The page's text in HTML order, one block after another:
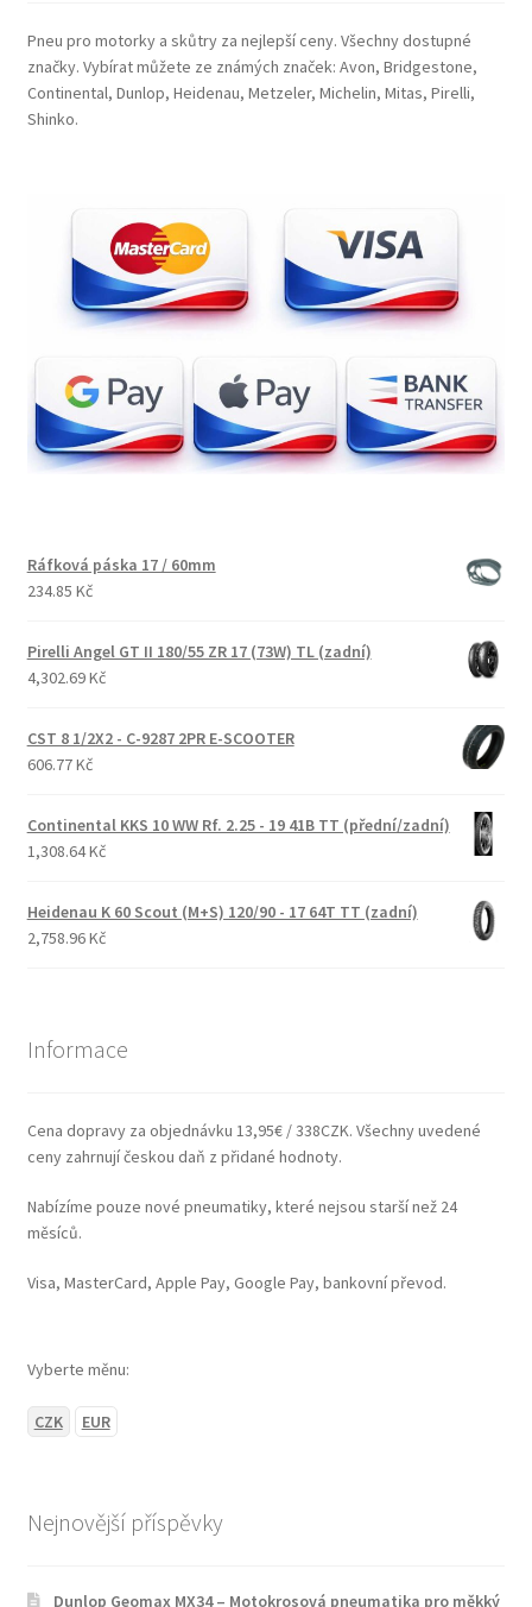
Pneu pro motorky a skůtry za nejlepší ceny. Všechny dostupné
značky. Vybírat můžete ze známých značek: Avon, Bridgestone,
Continental, Dunlop, Heidenau, Metzeler, Michelin, Mitas, Pirelli,
Shinko.
Ráfková páska 17 / 60mm
234.85 Kč
Pirelli Angel GT II 180/55 ZR 17 (73W) TL (zadní)
4,302.69 Kč
CST 8 1/2X2 - C-9287 2PR E-SCOOTER
606.77 Kč
Continental KKS 10 WW Rf. 2.25 - 19 41B TT (přední/zadní)
1,308.64 Kč
Heidenau K 60 Scout (M+S) 120/90 - 17 64T TT (zadní)
2,758.96 Kč
Informace
Cena dopravy za objednávku 13,95€ / 338CZK. Všechny uvedené
ceny zahrnují českou daň z přidané hodnoty.
Nabízíme pouze nové pneumatiky, které nejsou starší než 24
měsíců.
Visa, MasterCard, Apple Pay, Google Pay, bankovní převod.
Vyberte měnu:
CZK EUR
Nejnovější příspěvky
Dunlop Geomax MX34 – Motokrosová pneumatika pro měkký